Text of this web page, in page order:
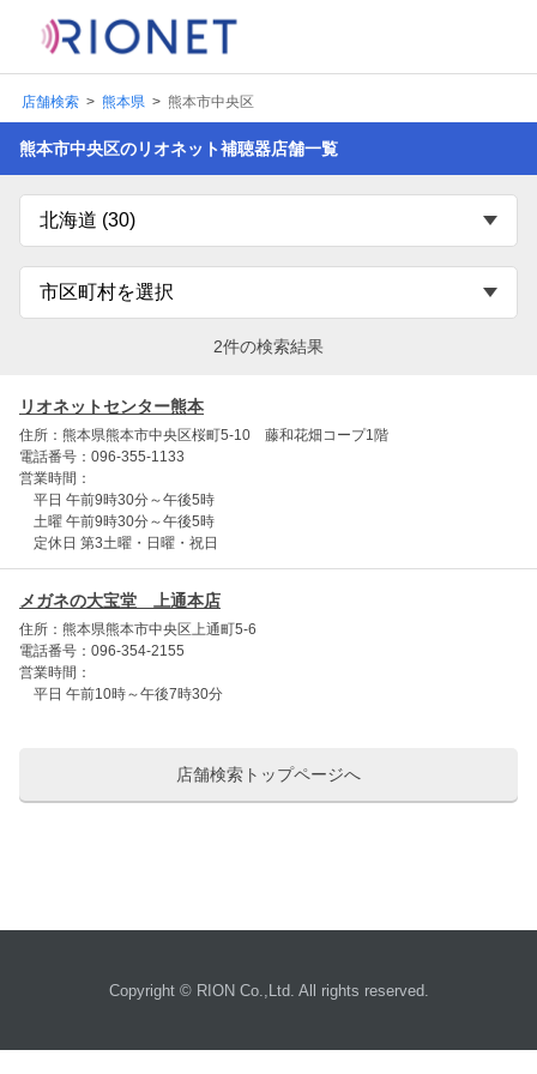
店舗検索 熊本県 熊本市中央区
熊本市中央区のリオネット補聴器店舗一覧
2件の検索結果
リオネットセンター熊本
住所：熊本県熊本市中央区桜町5-10 藤和花畑コープ1階
電話番号：096-355-1133
営業時間：
平日 午前9時30分～午後5時
土曜 午前9時30分～午後5時
定休日 第3土曜・日曜・祝日
メガネの大宝堂 上通本店
住所：熊本県熊本市中央区上通町5-6
電話番号：096-354-2155
営業時間：
平日 午前10時～午後7時30分
店舗検索トップページへ
Copyright © RION Co.,Ltd. All rights reserved.